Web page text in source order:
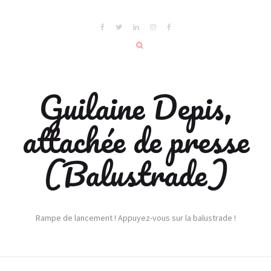
Guilaine Depis,
attachée de presse
(Balustrade)
Rampe de lancement ! Appuyez-vous sur la balustrade !